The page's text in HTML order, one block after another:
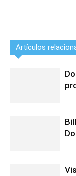
Artículos